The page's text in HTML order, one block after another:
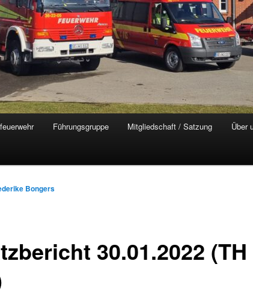
Führungsgruppe Mitgliedschaft / Satzung Über
30.01.2022
Bongers